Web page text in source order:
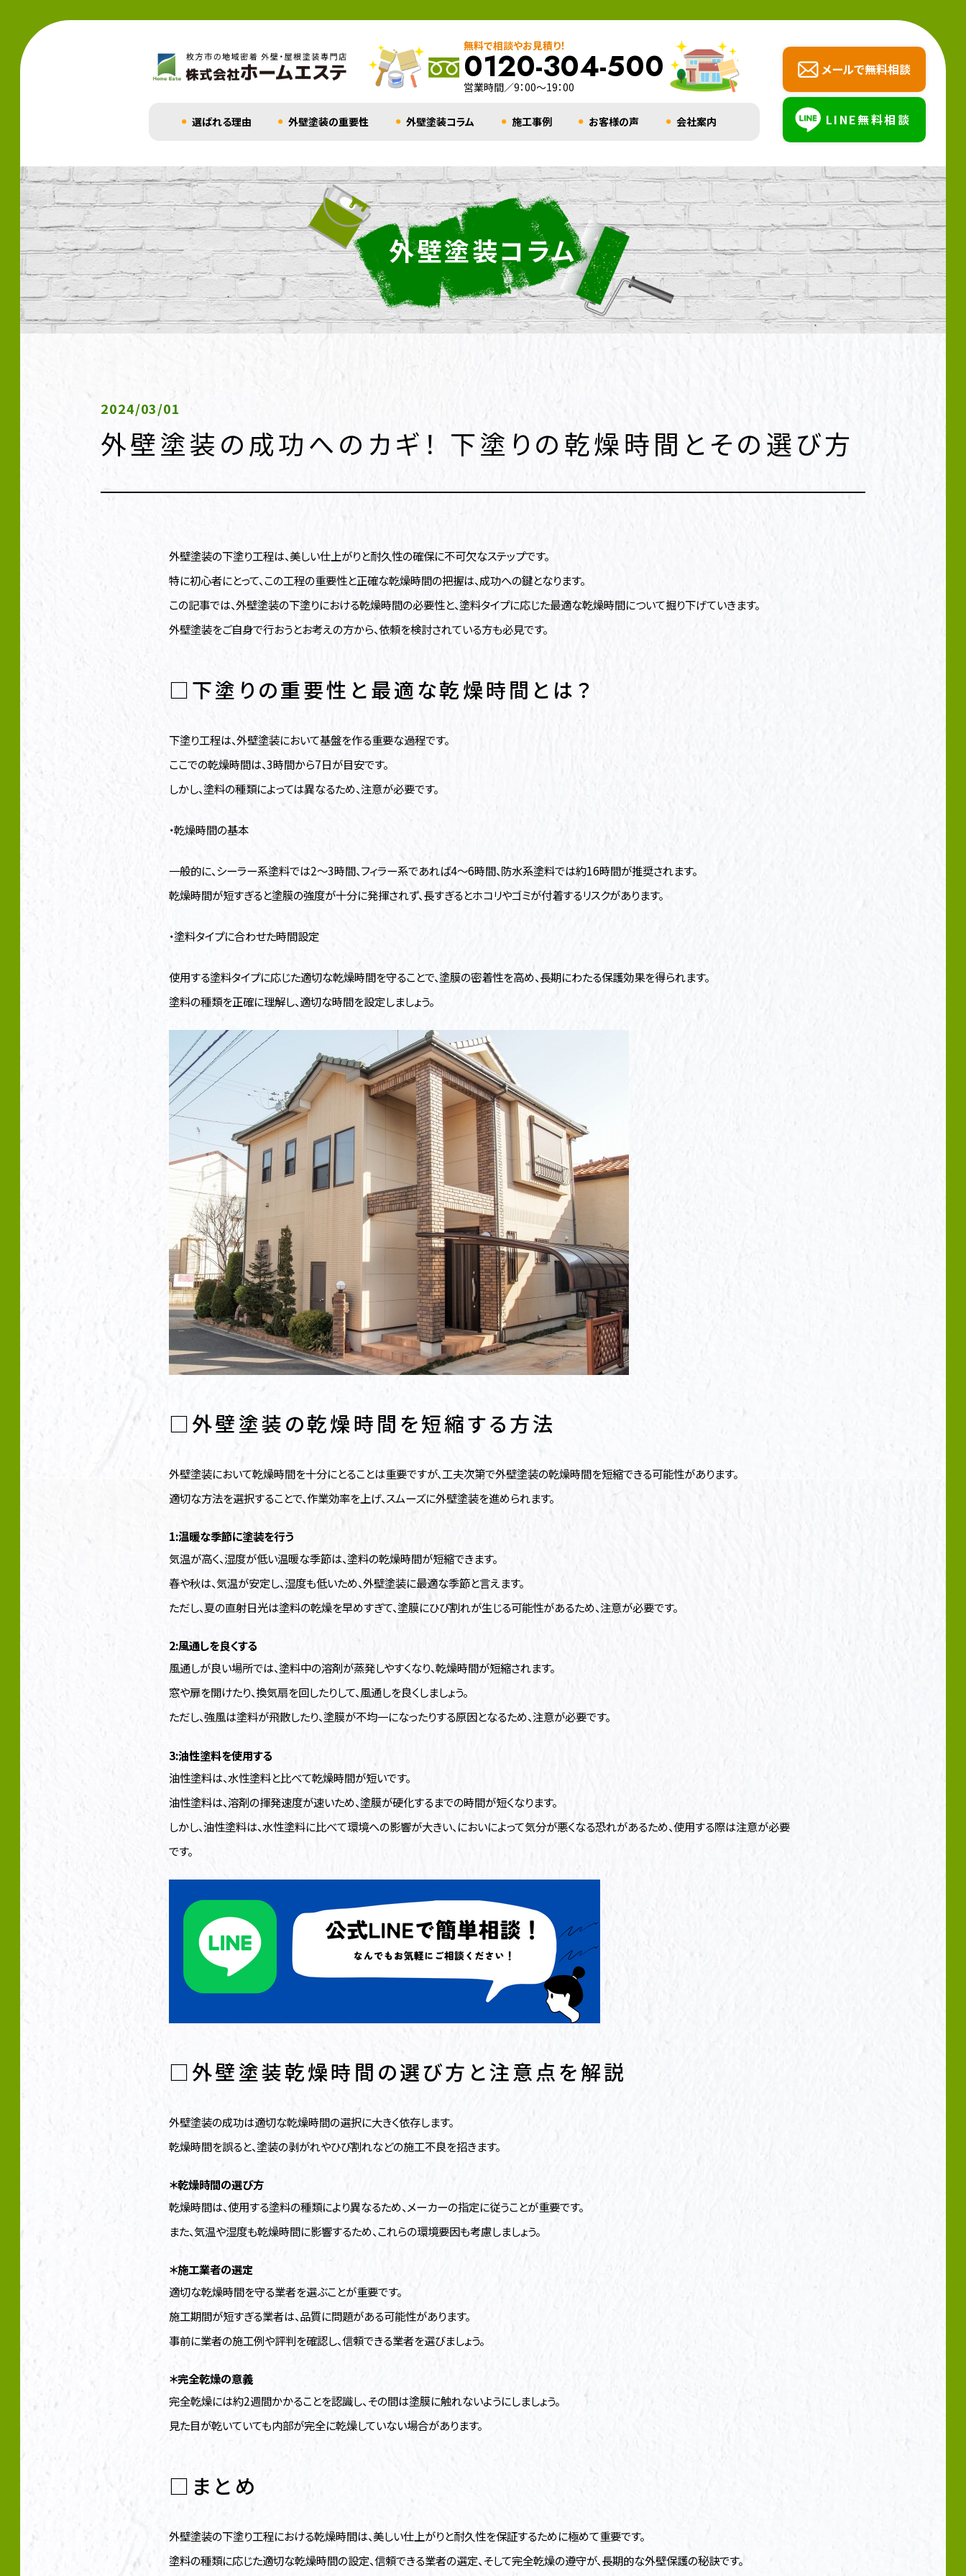
無料で相談やお見積り！
0120-304-500
営業時間／9：00～19：00
選ばれる理由 外壁塗装の重要性 外壁塗装コラム 施工事例 お客様の声 会社案内
メールで無料相談
LINE無料相談
外壁塗装コラム
2024/03/01
外壁塗装の成功へのカギ！ 下塗りの乾燥時間とその選び方
外壁塗装の下塗り工程は、美しい仕上がりと耐久性の確保に不可欠なステップです。
特に初心者にとって、この工程の重要性と正確な乾燥時間の把握は、成功への鍵となります。
この記事では、外壁塗装の下塗りにおける乾燥時間の必要性と、塗料タイプに応じた最適な乾燥時間について掘り下げていきます。
外壁塗装をご自身で行おうとお考えの方から、依頼を検討されている方も必見です。
□下塗りの重要性と最適な乾燥時間とは？
下塗り工程は、外壁塗装において基盤を作る重要な過程です。
ここでの乾燥時間は、3時間から7日が目安です。
しかし、塗料の種類によっては異なるため、注意が必要です。
・乾燥時間の基本
一般的に、シーラー系塗料では2〜3時間、フィラー系であれば4〜6時間、防水系塗料では約16時間が推奨されます。
乾燥時間が短すぎると塗膜の強度が十分に発揮されず、長すぎるとホコリやゴミが付着するリスクがあります。
・塗料タイプに合わせた時間設定
使用する塗料タイプに応じた適切な乾燥時間を守ることで、塗膜の密着性を高め、長期にわたる保護効果を得られます。
塗料の種類を正確に理解し、適切な時間を設定しましょう。
□外壁塗装の乾燥時間を短縮する方法
外壁塗装において乾燥時間を十分にとることは重要ですが、工夫次第で外壁塗装の乾燥時間を短縮できる可能性があります。
適切な方法を選択することで、作業効率を上げ、スムーズに外壁塗装を進められます。
1:温暖な季節に塗装を行う
気温が高く、湿度が低い温暖な季節は、塗料の乾燥時間が短縮できます。
春や秋は、気温が安定し、湿度も低いため、外壁塗装に最適な季節と言えます。
ただし、夏の直射日光は塗料の乾燥を早めすぎて、塗膜にひび割れが生じる可能性があるため、注意が必要です。
2:風通しを良くする
風通しが良い場所では、塗料中の溶剤が蒸発しやすくなり、乾燥時間が短縮されます。
窓や扉を開けたり、換気扇を回したりして、風通しを良くしましょう。
ただし、強風は塗料が飛散したり、塗膜が不均一になったりする原因となるため、注意が必要です。
3:油性塗料を使用する
油性塗料は、水性塗料と比べて乾燥時間が短いです。
油性塗料は、溶剤の揮発速度が速いため、塗膜が硬化するまでの時間が短くなります。
しかし、油性塗料は、水性塗料に比べて環境への影響が大きい、においによって気分が悪くなる恐れがあるため、使用する際は注意が必要
です。
□外壁塗装乾燥時間の選び方と注意点を解説
外壁塗装の成功は適切な乾燥時間の選択に大きく依存します。
乾燥時間を誤ると、塗装の剥がれやひび割れなどの施工不良を招きます。
＊乾燥時間の選び方
乾燥時間は、使用する塗料の種類により異なるため、メーカーの指定に従うことが重要です。
また、気温や湿度も乾燥時間に影響するため、これらの環境要因も考慮しましょう。
＊施工業者の選定
適切な乾燥時間を守る業者を選ぶことが重要です。
施工期間が短すぎる業者は、品質に問題がある可能性があります。
事前に業者の施工例や評判を確認し、信頼できる業者を選びましょう。
＊完全乾燥の意義
完全乾燥には約2週間かかることを認識し、その間は塗膜に触れないようにしましょう。
見た目が乾いていても内部が完全に乾燥していない場合があります。
□まとめ
外壁塗装の下塗り工程における乾燥時間は、美しい仕上がりと耐久性を保証するために極めて重要です。
塗料の種類に応じた適切な乾燥時間の設定、信頼できる業者の選定、そして完全乾燥の遵守が、長期的な外壁保護の秘訣です。